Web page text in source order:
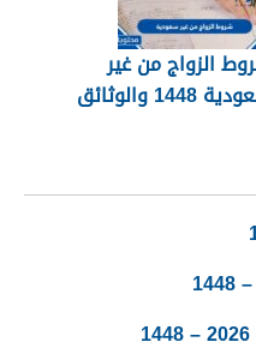
الزواج من غير
سعودية 1448 والوثائق